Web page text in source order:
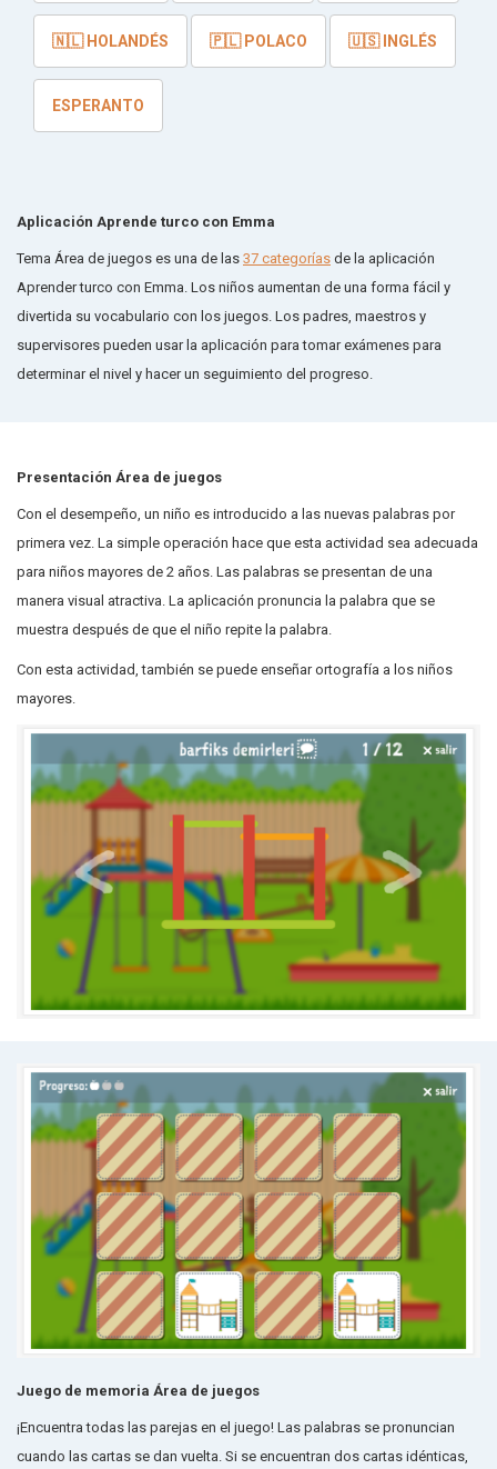
🇳🇱 HOLANDÉS 🇵🇱 POLACO 🇺🇸 INGLÉS
ESPERANTO
Aplicación Aprende turco con Emma
Tema Área de juegos es una de las 37 categorías de la aplicación
Aprender turco con Emma. Los niños aumentan de una forma fácil y
divertida su vocabulario con los juegos. Los padres, maestros y
supervisores pueden usar la aplicación para tomar exámenes para
determinar el nivel y hacer un seguimiento del progreso.
Presentación Área de juegos
Con el desempeño, un niño es introducido a las nuevas palabras por
primera vez. La simple operación hace que esta actividad sea adecuada
para niños mayores de 2 años. Las palabras se presentan de una
manera visual atractiva. La aplicación pronuncia la palabra que se
muestra después de que el niño repite la palabra.
Con esta actividad, también se puede enseñar ortografía a los niños
mayores.
Juego de memoria Área de juegos
¡Encuentra todas las parejas en el juego! Las palabras se pronuncian
cuando las cartas se dan vuelta. Si se encuentran dos cartas idénticas,